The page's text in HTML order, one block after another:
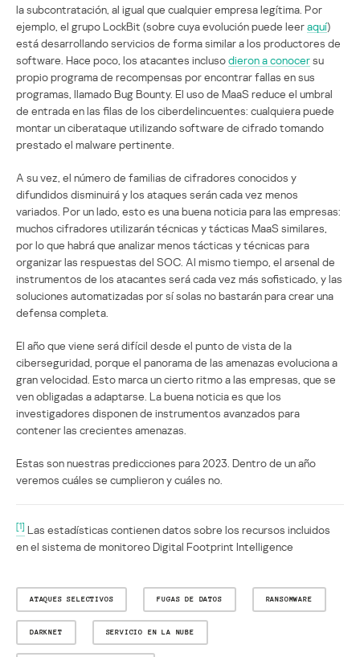
la subcontratación, al igual que cualquier empresa legítima. Por
ejemplo, el grupo LockBit (sobre cuya evolución puede leeraquí)
está desarrollando servicios de forma similar a los productores de
software. Hace poco, los atacantes inclusodieron a conocersu
propio programa de recompensas por encontrar fallas en sus
programas, llamado Bug Bounty. El uso de MaaS reduce el umbral
de entrada en las filas de los ciberdelincuentes: cualquiera puede
montar un ciberataque utilizando software de cifrado tomando
prestado el malware pertinente.
A su vez, el número de familias de cifradores conocidos y
difundidos disminuirá y los ataques serán cada vez menos
variados. Por un lado, esto es una buena noticia para las empresas:
muchos cifradores utilizarán técnicas y tácticas MaaS similares,
por lo que habrá que analizar menos tácticas y técnicas para
organizar las respuestas del SOC. Al mismo tiempo, el arsenal de
instrumentos de los atacantes será cada vez más sofisticado, y las
soluciones automatizadas por sí solas no bastarán para crear una
defensa completa.
El año que viene será difícil desde el punto de vista de la
ciberseguridad, porque el panorama de las amenazas evoluciona a
gran velocidad. Esto marca un cierto ritmo a las empresas, que se
ven obligadas a adaptarse. La buena noticia es que los
investigadores disponen de instrumentos avanzados para
contener las crecientes amenazas.
Estas son nuestras predicciones para 2023. Dentro de un año
veremos cuáles se cumplieron y cuáles no.
[1] Las estadísticas contienen datos sobre los recursos incluidos
en el sistema de monitoreo Digital Footprint Intelligence
ATAQUES SELECTIVOS FUGAS DE DATOS RANSOMWARE
DARKNET SERVICIO EN LA NUBE